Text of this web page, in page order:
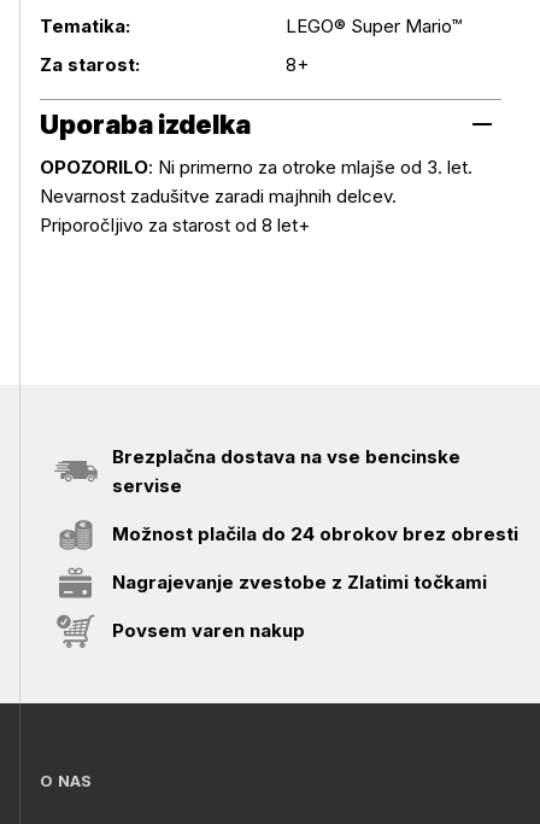
Tematika:
LEGO® Super Mario™
Za starost:
8+
Uporaba izdelka
Uporaba izdelka
OPOZORILO: Ni primerno za otroke mlajše od 3. let.
Nevarnost zadušitve zaradi majhnih delcev.
Priporočljivo za starost od 8 let+
Brezplačna dostava na vse bencinske
servise
Možnost plačila do 24 obrokov brez obresti
Nagrajevanje zvestobe z Zlatimi točkami
Povsem varen nakup
O NAS